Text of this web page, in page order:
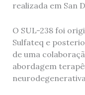
realizada em San
O SUL-238 foi
Sulfateq e
de uma
abordagem